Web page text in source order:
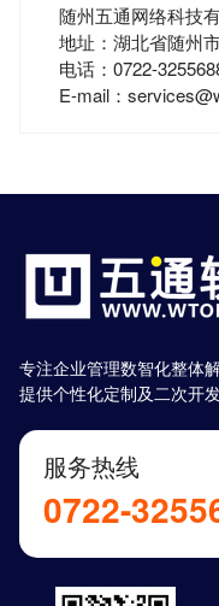
随州五通网络科技
地址：湖北省随州
电话：0722-
E-mail：
专注企业管理数智化整体
提供个性化定制及二次开
服务热线
0722-